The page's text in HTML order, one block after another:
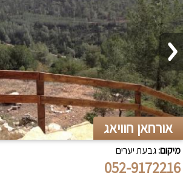
אורחאן חוויאג
מיקום:גבעת יערים
052-9172216